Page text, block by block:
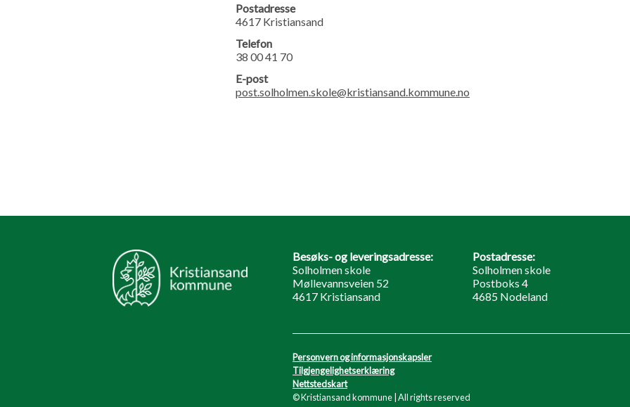
Postadresse
4617 Kristiansand
Telefon
38 00 41 70
E-post
post.solholmen.skole@kristiansand.kommune.no
Besøks- og leveringsadresse:
Solholmen skole
Møllevannsveien 52
4617 Kristiansand
Postadresse:
Solholmen skole
Postboks 4
4685 Nodeland
Personvern og informasjonskapsler
Tilgjengelighetserklæring
Nettstedskart
© Kristiansand kommune | All rights reserved